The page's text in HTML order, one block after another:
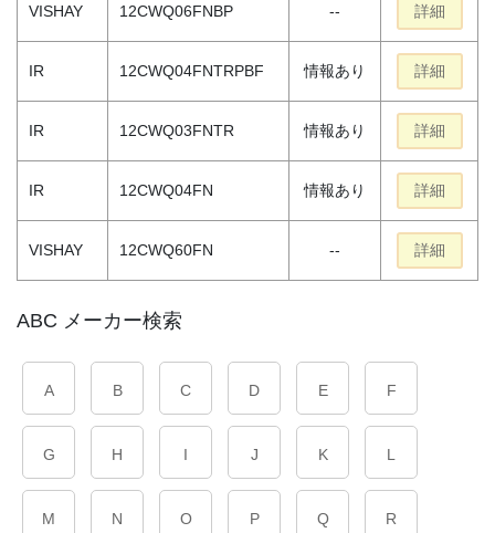
VISHAY 12CWQ06FNBP -- 詳細
IR 12CWQ04FNTRPBF 情報あり 詳細
IR 12CWQ03FNTR 情報あり 詳細
IR 12CWQ04FN 情報あり 詳細
VISHAY 12CWQ60FN -- 詳細
ABC メーカー検索
A B C D E F
G H I J K L
M N O P Q R